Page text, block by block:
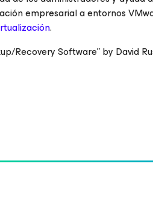
empresarial a entornos
.
Software” by David